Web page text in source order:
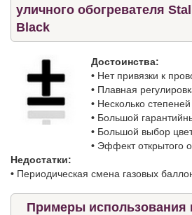
уличного обогревателя
Black
Достоинства:
• Нет привязки к
• Плавная
• Несколько
• Большой
• Большой выбор
• Эффект открытого
Недостатки:
• Периодическая смена газовых
Примеры использования